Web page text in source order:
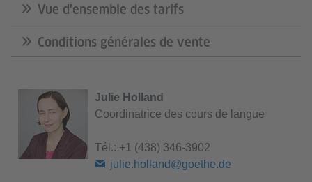
Vue d'ensemble des tarifs
Conditions générales de vente
Julie Holland
Coordinatrice des cours de langue
Tél.: +1 (438) 346-3902
julie.holland@goethe.de